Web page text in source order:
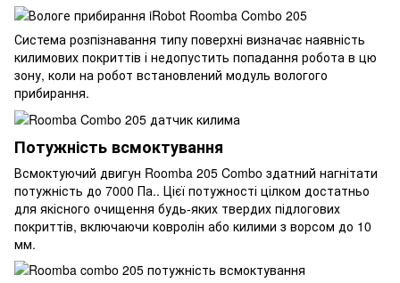
Система розпізнавання типу поверхні визначає наявність
килимових покриттів і недопустить попадання робота в цю
зону, коли на робот встановлений модуль вологого
прибирання.
Потужність всмоктування
Всмоктуючий двигун Roomba 205 Combo здатний нагнітати
потужність до 7000 Па.. Цієї потужності цілком достатньо
для якісного очищення будь-яких твердих підлогових
покриттів, включаючи ковролін або килими з ворсом до 10
мм.